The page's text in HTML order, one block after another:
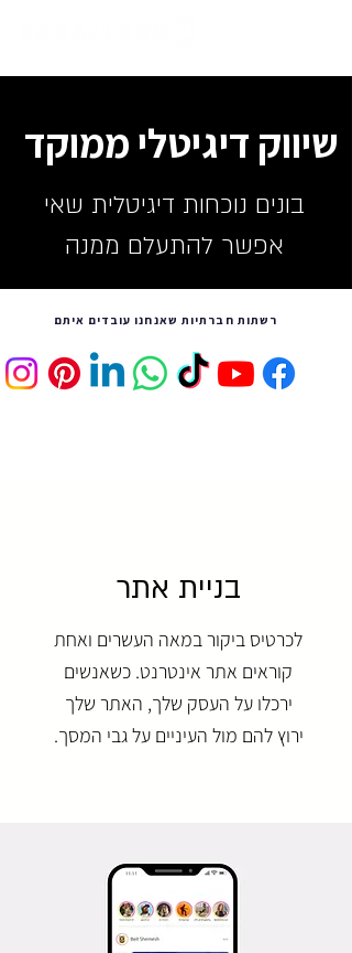
שיווק דיגיטלי ממוקד
בונים נוכחות דיגיטלית שאי
אפשר להתעלם ממנה
רשתות חברתיות שאנחנו עובדים איתם
בניית אתר
לכרטיס ביקור במאה העשרים ואחת
קוראים אתר אינטרנט. כשאנשים
ירכלו על העסק שלך, האתר שלך
ירוץ להם מול העיניים על גבי המסך.